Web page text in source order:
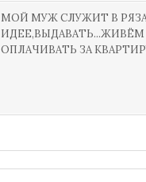
МОЙ МУЖ СЛУЖИТ В
ОПЛАЧИВАТЬ ЗА